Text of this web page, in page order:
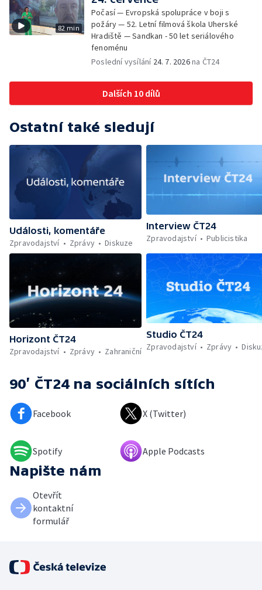
82 min
Počasí — Evropská spolupráce v boji s
požáry — 52. Letní filmová škola Uherské
Hradiště — Sandkan - 50 let seriálového
fenoménu
Poslední vysílání 24. 7. 2026na ČT24
Dalších 10 dílů
Ostatní také sledují
Události, komentáře
Zpravodajství
Zprávy Diskuze
Interview ČT24
Zpravodajství
Publicistika
Horizont ČT24
Zpravodajství
Zprávy Zahraniční
Studio ČT24
Zpravodajství
Zprávy
90’ ČT24 na sociálních sítích
Facebook X (Twitter)
Spotify Apple Podcasts
Napište nám
Otevřít
kontaktní
formulář